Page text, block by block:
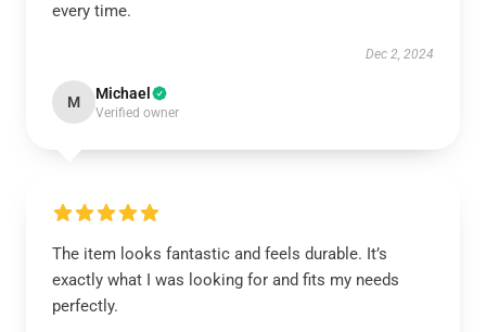
every time.
Dec 2, 2024
M Michael
Verified owner
The item looks fantastic and feels durable. It’s
exactly what I was looking for and fits my needs
perfectly.